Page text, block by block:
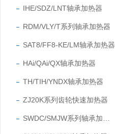
IHE/SDZ/LNT轴承加热器
RDM/VLY/T系列轴承加热器
SAT8/FF8-KE/LM轴承加热器
HAi/QAi/QX轴承加热器
TH/TIH/YNDX轴承加热器
ZJ20K系列齿轮快速加热器